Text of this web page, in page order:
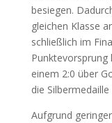
besiegen.
gleichen Klasse
schließlich im
einem 2:0 über
die
Aufgrund